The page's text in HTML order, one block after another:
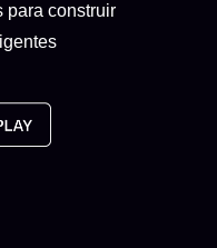
para construir